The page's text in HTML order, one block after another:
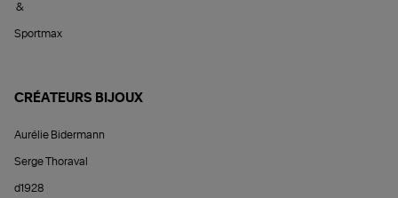
&
Sportmax
CRÉATEURS BIJOUX
Aurélie Bidermann
Serge Thoraval
d1928